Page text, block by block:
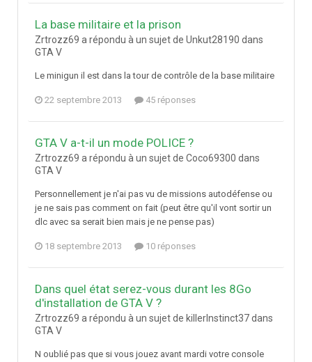
La base militaire et la prison
Zrtrozz69 a répondu à un sujet de Unkut28190 dans
GTA V
Le minigun il est dans la tour de contrôle de la base militaire
22 septembre 2013 45 réponses
GTA V a-t-il un mode POLICE ?
Zrtrozz69 a répondu à un sujet de Coco69300 dans
GTA V
Personnellement je n'ai pas vu de missions autodéfense ou
je ne sais pas comment on fait (peut être qu'il vont sortir un
dlc avec sa serait bien mais je ne pense pas)
18 septembre 2013 10 réponses
Dans quel état serez-vous durant les 8Go
d'installation de GTA V ?
Zrtrozz69 a répondu à un sujet de killerInstinct37 dans
GTA V
N oublié pas que si vous jouez avant mardi votre console